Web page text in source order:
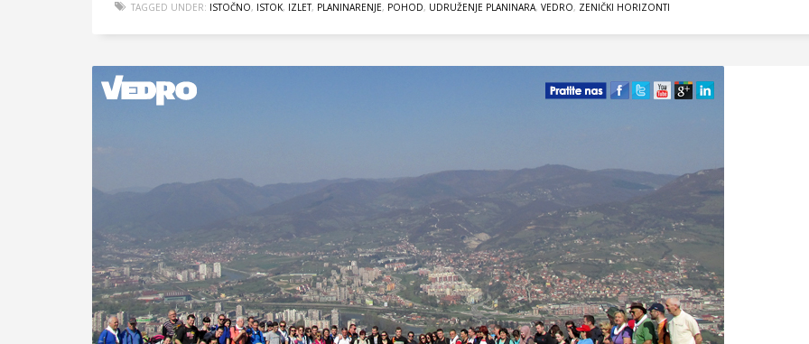
TAGGED UNDER: ISTOČNO, ISTOK, IZLET, PLANINARENJE, POHOD, UDRUŽENJE PLANINARA, VEDRO, ZENIČKI HORIZONTI